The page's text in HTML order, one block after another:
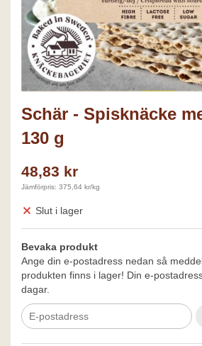
Schär - Spisknäcke
130 g
48,83 kr
Jämförpris: 375,64 kr/kg
Slut i lager
Bevaka produkt
Ange din e-postadress nedan så
produkten finns i lager! Din e-
dagar.